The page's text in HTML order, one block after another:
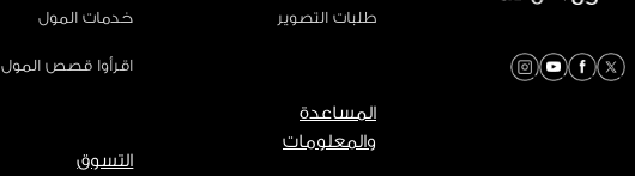
طلبات التصوير
المساعدة
والمعلومات
خدمات المول
اقرأوا قصص المول
التسوق